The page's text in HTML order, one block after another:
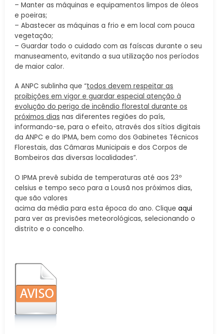
– Manter as máquinas e equipamentos limpos de óleos
e poeiras;
– Abastecer as máquinas a frio e em local com pouca
vegetação;
– Guardar todo o cuidado com as faíscas durante o seu
manuseamento, evitando a sua utilização nos períodos
de maior calor.
A ANPC sublinha que “todos devem respeitar as
proibições em vigor e guardar especial atenção à
evolução do perigo de incêndio florestal durante os
próximos dias nas diferentes regiões do país,
informando-se, para o efeito, através dos sítios digitais
da ANPC e do IPMA, bem como dos Gabinetes Técnicos
Florestais, das Câmaras Municipais e dos Corpos de
Bombeiros das diversas localidades”.
O IPMA prevê subida de temperaturas até aos 23º
celsius e tempo seco para a Lousã nos próximos dias,
que são valores
acima da média para esta época do ano. Clique aqui
para ver as previsões meteorológicas, selecionando o
distrito e o concelho.